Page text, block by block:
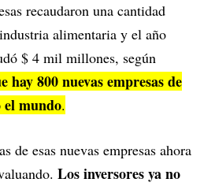
recaudaron una cantidad
alimentaria y el año
$ 4 mil millones, según
hay 800 nuevas empresas de
el mundo.
de esas nuevas empresas ahora
Los inversores ya no